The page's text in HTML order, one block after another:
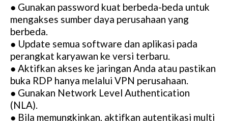
● Gunakan password kuat berbeda-beda untuk
mengakses sumber daya perusahaan yang
berbeda.
● Update semua software dan aplikasi pada
perangkat karyawan ke versi terbaru.
● Aktifkan akses ke jaringan Anda atau pastikan
buka RDP hanya melalui VPN perusahaan.
● Gunakan Network Level Authentication
(NLA).
● Bila memungkinkan, aktifkan autentikasi multi